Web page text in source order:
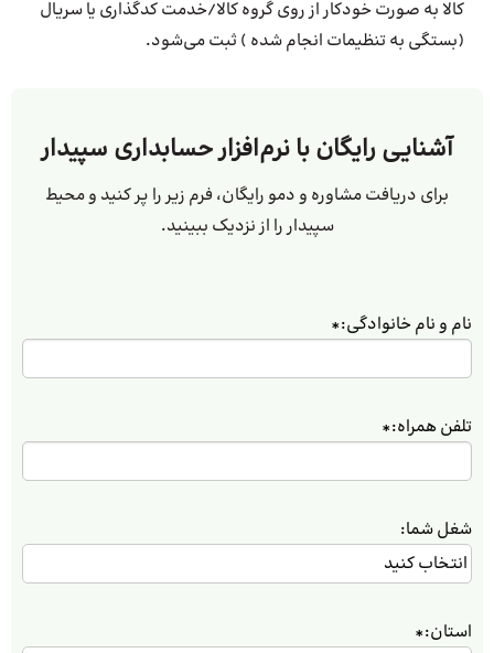
کالا به صورت خودکار از روی گروه کالا/خدمت کدگذاری یا سریال
(بستگی به تنظیمات انجام شده ) ثبت می­‌شود.
آشنایی رایگان با نرم‌افزار حسابداری سپیدار
برای دریافت مشاوره و دمو رایگان، فرم زیر را پر کنید و محیط
سپیدار را از نزدیک ببینید.
نام و نام خانوادگی:*
تلفن همراه:*
شغل شما:
استان:*